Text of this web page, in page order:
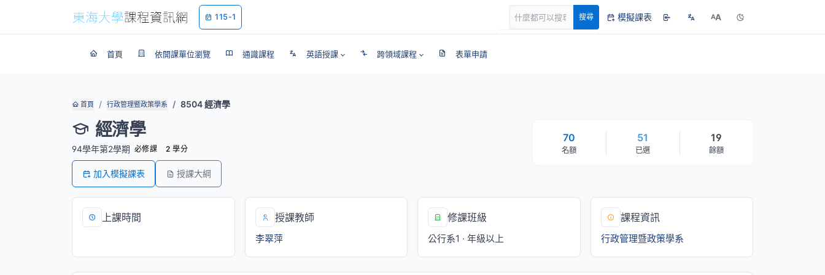
115-1 搜尋 模擬課表 AA
首頁 依開課單位瀏覽 通識課程 英語授課 跨領域課程 表單申請
首頁 行政管理暨政策學系 8504 經濟學
經濟學
94學年第2學期 必修課 2 學分
加入模擬課表 授課大綱
70
名額
51
已選
19
餘額
上課時間 授課教師
李翠萍
修課班級
公行系1 · 年級以上
課程資訊
行政管理暨政策學系